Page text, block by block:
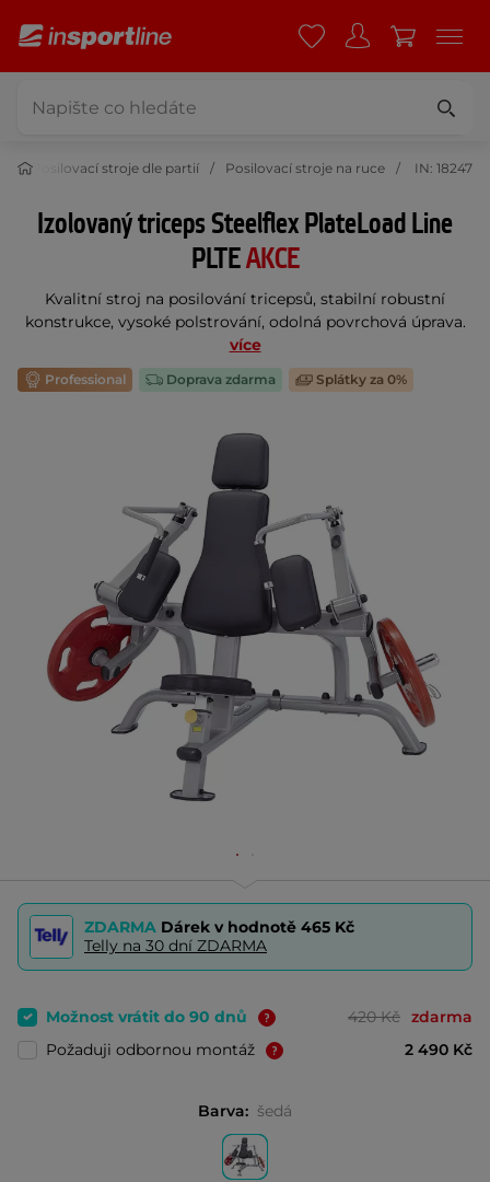
Posilovací stroje dle partií Posilovací stroje na ruce IN: 18247
Izolovaný triceps Steelflex PlateLoad Line
PLTEAKCE
Kvalitní stroj na posilování tricepsů, stabilní robustní
konstrukce, vysoké polstrování, odolná povrchová úprava.
více
Professional Doprava zdarma Splátky za 0%
ZDARMA Dárek v hodnotě 465 Kč
Telly na 30 dní ZDARMA
Možnost vrátit do 90 dnů 420 Kč zdarma
Požaduji odbornou montáž
2 490 Kč
Barva: šedá